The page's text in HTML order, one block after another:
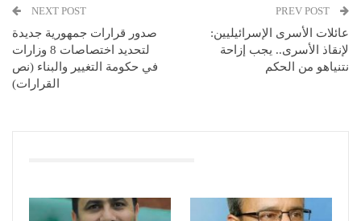
عائلات الأسرى الإسرائيليين:
لإنقاذ الأسرى.. يجب إزاحة
نتنياهو من الحكم
NEXT POST
صدور قرارات جمهورية جديدة
لتحديد اختصاصات 8 وزارات
في حكومة التغيير والبناء (نص
القرارات)